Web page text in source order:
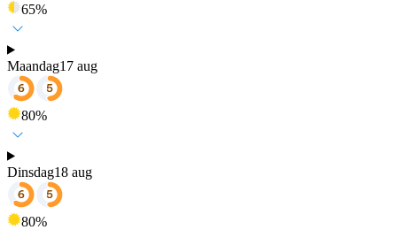
65%
Maandag17 aug
80%
Dinsdag18 aug
80%